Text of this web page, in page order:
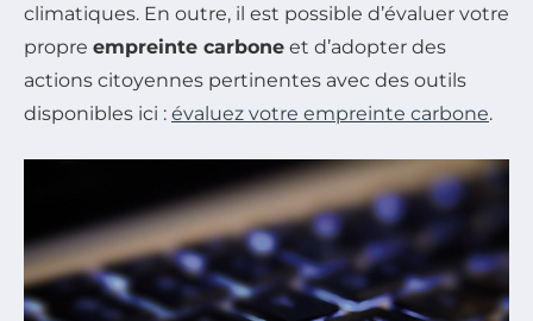
climatiques. En outre, il est possible d’évaluer votre
propre empreinte carbone et d’adopter des
actions citoyennes pertinentes avec des outils
disponibles ici : évaluez votre empreinte carbone.